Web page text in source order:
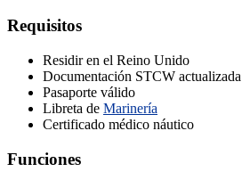
Requisitos
Residir en el Reino Unido
Documentación STCW actualizada
Pasaporte válido
Libreta de Marinería
Certificado médico náutico
Funciones